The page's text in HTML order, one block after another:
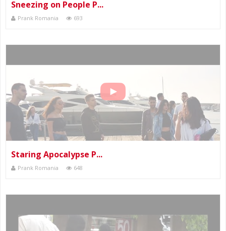
Sneezing on People P...
Prank Romania 693
Staring Apocalypse P...
Prank Romania 648